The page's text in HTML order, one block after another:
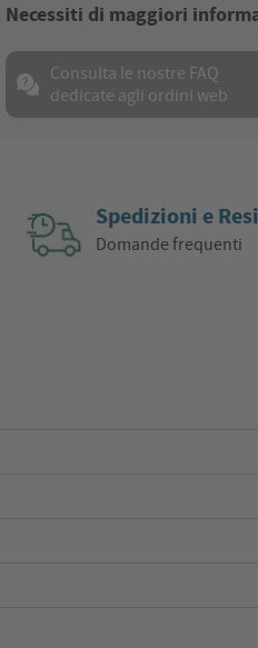
Necessiti di maggiori
Consulta le nostre FAQ
dedicate agli ordini web
Spedizioni e
Domande frequenti